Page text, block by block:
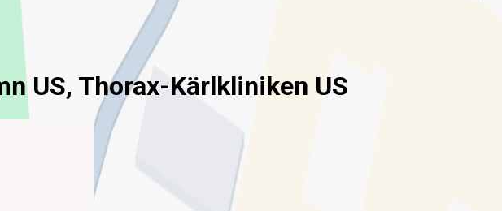
Kärlkliniken US
US, Thorax-Kärlkliniken US